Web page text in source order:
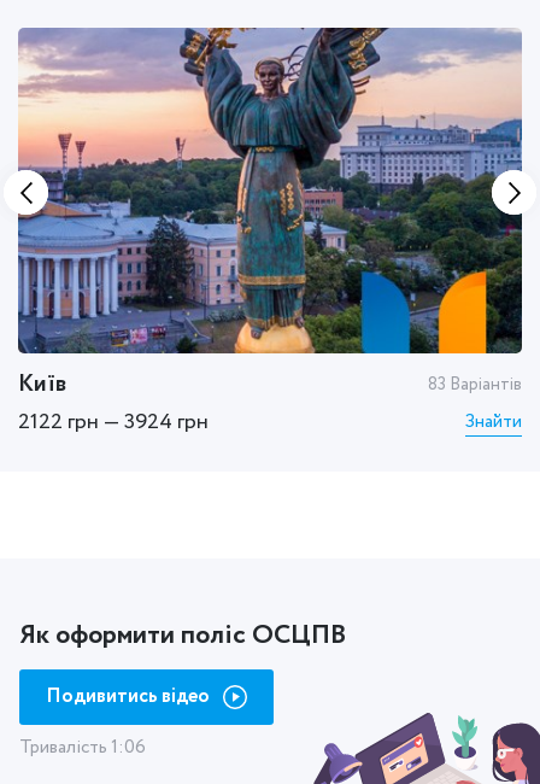
Київ 83 Варіантів
2122 грн — 3924 грн Знайти
Як оформити поліс ОСЦПВ
Подивитись відео
Тривалість 1:06